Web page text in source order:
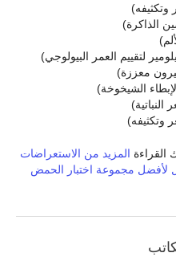
وتكثيفه)
الذاكرة)
لتقييم العمر البيولوجي)
معززة)
الشيخوخة)
النباتية)
وتكثيفه)
المزيد من الاستعراضات
لأفضل مجموعة اختبار الحمض